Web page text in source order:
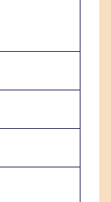
en
et réduit